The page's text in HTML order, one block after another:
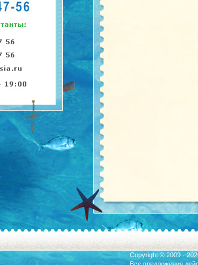
Copyright © 2009 -